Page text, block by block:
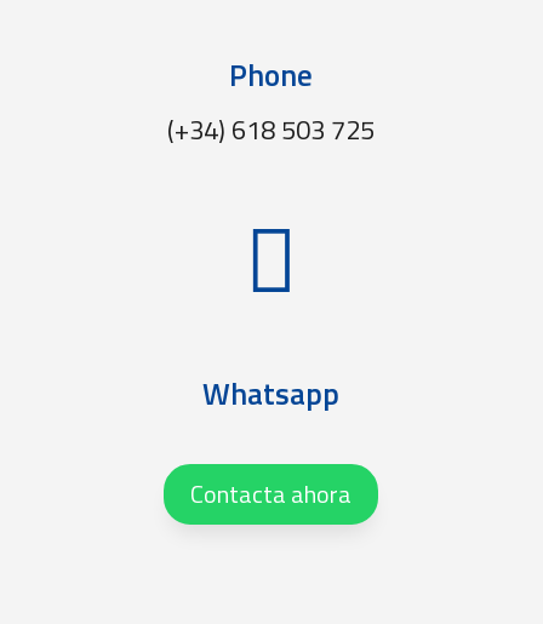
Phone
(+34) 618 503 725

Whatsapp
Contacta ahora